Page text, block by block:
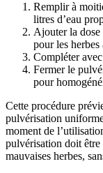
Remplir à
litres d’eau
Ajouter la dose
pour les herbes
Compléter
Fermer le
pour
Cette procédure
pulvérisation
moment de
pulvérisation doit
mauvaises herbes,